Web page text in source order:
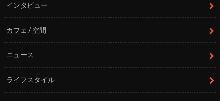
インタビュー
カフェ / 空間
ニュース
ライフスタイル